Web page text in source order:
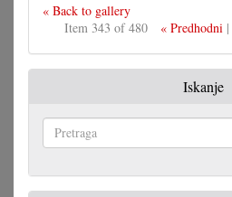
« Back to gallery
Item 343 of 480
« Predhodni |
Iskanje